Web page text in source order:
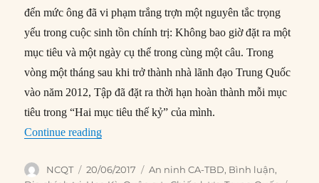
đến mức ông đã vi phạm trắng trợn một nguyên tắc trọng
yếu trong cuộc sinh tồn chính trị: Không bao giờ đặt ra một
mục tiêu và một ngày cụ thể trong cùng một câu. Trong
vòng một tháng sau khi trở thành nhà lãnh đạo Trung Quốc
vào năm 2012, Tập đã đặt ra thời hạn hoàn thành mỗi mục
tiêu trong “Hai mục tiêu thế kỷ” của mình.
Continue reading“Tập Cận Bình muốn gì?”
Author
NCQT
Posted
20/06/2017 Categories
An ninh CA-TBD, Bình luận,